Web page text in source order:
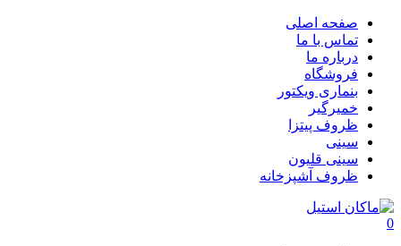
صفحه اصلی
تماس با ما
درباره ما
فروشگاه
بنماری ویکتور
خمیرگیر
ظروف پیتزا
سینی
سینی قلیون
ظروف آشپزخانه
0